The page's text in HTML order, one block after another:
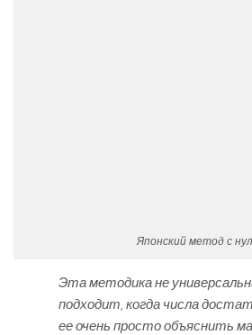
Японский метод с
Эта методика не
подходит, когда числа
ее очень просто объяснить